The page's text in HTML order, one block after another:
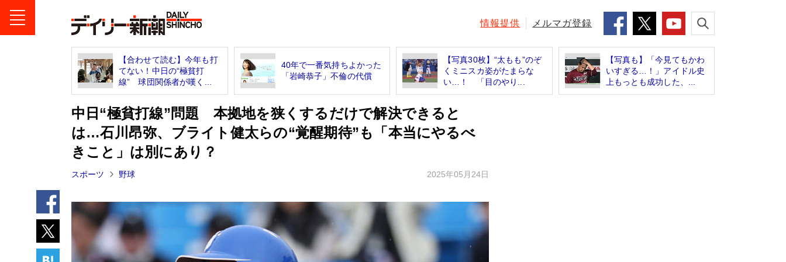
情報提供 メルマガ登録
【合わせて読む】今年も打
てない！中日の“極貧打
線” 球団関係者が嘆く...
40年で一番気持ちよかった
「岩崎恭子」不倫の代償
【写真30枚】“太もも”のぞ
くミニスカ姿がたまらな
い…！ 「目のやり...
【写真も】「今見てもかわ
いすぎる…！」アイドル史
上もっとも成功した、...
中日“極貧打線”問題 本拠地を狭くするだけで解決できると
は…石川昂弥、ブライト健太らの“覚醒期待”も「本当にやるべ
きこと」は別にあり？
スポーツ 野球 2025年05月24日